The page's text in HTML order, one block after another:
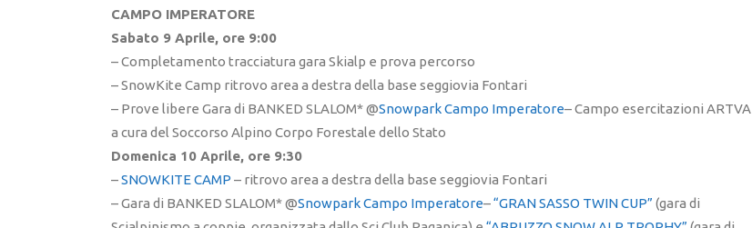
CAMPO IMPERATORE
Sabato 9 Aprile, ore 9:00
– Completamento tracciatura gara Skialp e prova percorso
– SnowKite Camp ritrovo area a destra della base seggiovia Fontari
– Prove libere Gara di BANKED SLALOM* @Snowpark Campo Imperatore– Campo esercitazioni ARTVA
a cura del Soccorso Alpino Corpo Forestale dello Stato
Domenica 10 Aprile, ore 9:30
–SNOWKITE CAMP – ritrovo area a destra della base seggiovia Fontari
– Gara di BANKED SLALOM* @Snowpark Campo Imperatore–“GRAN SASSO TWIN CUP” (gara di